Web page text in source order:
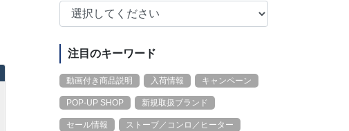
注目のキーワード
動画付き商品説明 入荷情報 キャンペーン
POP-UP SHOP 新規取扱ブランド
セール情報 ストーブ／コンロ／ヒーター